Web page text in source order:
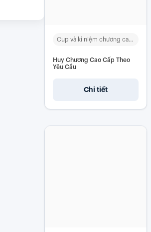
Cup và kỉ niệm chương cao cấp
Huy Chương Cao Cấp Theo
Yêu Cầu
Chi tiết